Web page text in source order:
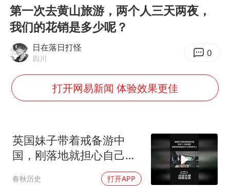
“立秋的第一杯奶茶”又爆单了
向鹏0-3不敌张本智和
Meta重新支棱起来了吗
东方之约 相约未来
第一次去黄山旅游，两个人三天两夜，
我们的花销是多少呢？
日在落日打怪
四川 0
打开网易新闻 体验效果更佳
英国妹子带着戒备游中
国，刚落地就担心自己会
被抓，没想到两天后彻底
春秋历史 打开APP